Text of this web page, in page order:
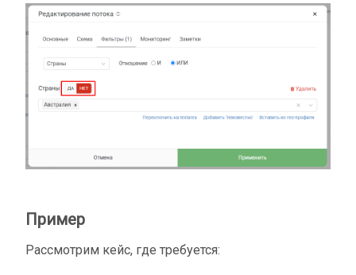
Пример
Рассмотрим кейс, где требуется: